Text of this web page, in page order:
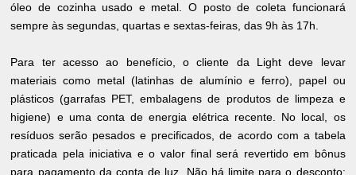
óleo de cozinha usado e metal. O posto de coleta funcionará
sempre às segundas, quartas e sextas-feiras, das 9h às 17h.
Para ter acesso ao benefício, o cliente da Light deve levar
materiais como metal (latinhas de alumínio e ferro), papel ou
plásticos (garrafas PET, embalagens de produtos de limpeza e
higiene) e uma conta de energia elétrica recente. No local, os
resíduos serão pesados e precificados, de acordo com a tabela
praticada pela iniciativa e o valor final será revertido em bônus
para pagamento da conta de luz. Não há limite para o desconto: